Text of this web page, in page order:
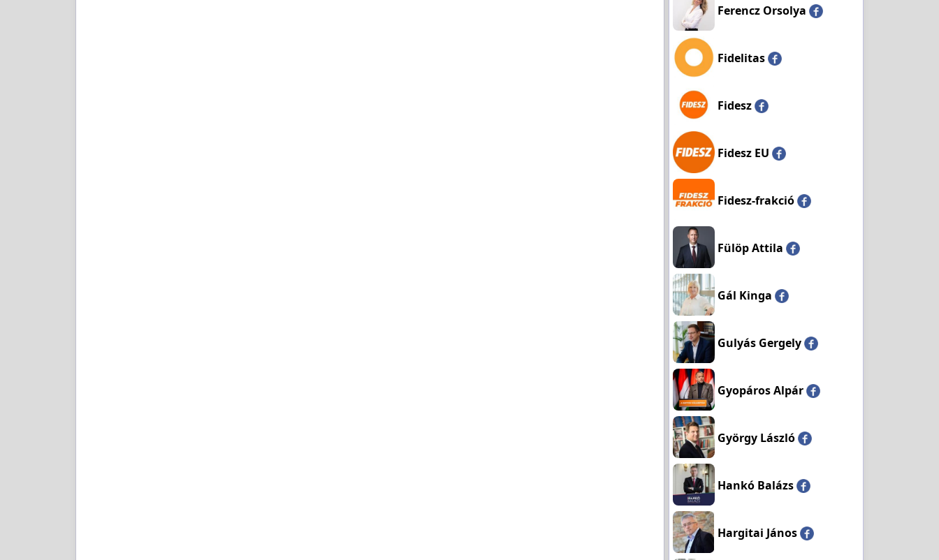
Ferencz Orsolya
Fidelitas
Fidesz
Fidesz EU
Fidesz-frakció
Fülöp Attila
Gál Kinga
Gulyás Gergely
Gyopáros Alpár
György László
Hankó Balázs
Hargitai János